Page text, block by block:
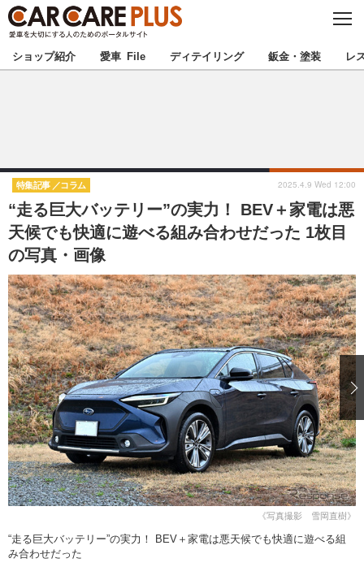
C
S
E
★カーケアプラス認定★ 厳選プロショップを地域から探す
甲信越 北陸
東海 関西
中国
九州 沖縄
注目の記事
ショップレポート 愛車 File
自動車豆知識 ストップ！不具合修理＆粗悪修理
鈑金・塗装
ディテイリング
ディテイリング 洗車
ヘッドライト磨き コーティング
フィルム・ラッピング
鈑金・塗装
小キズ直し 防錆
特集記事
ストップ 不具合修理＆粗悪修理
カーメーカー「旧車」関連プロジェ
クト
ショップ紹介
ショップレポート プロショップ検索
レストア
カーメーカー「旧車」関連プロジ
ェクト
コラム
イベント
ショップ紹介 愛車 File ディテイリング 鈑金・塗装 レ
“走る巨大バッテリー”の実力！ BEV＋家電は悪
天候でも快適に遊べる組み合わせだった 1枚目
の写真・画像
特集記事 コラム 2025.4.9 Wed 12:00
《写真撮影 雪岡直樹》
“走る巨大バッテリー”の実力！ BEV＋家電は悪天候でも快適に遊べる組
み合わせだった